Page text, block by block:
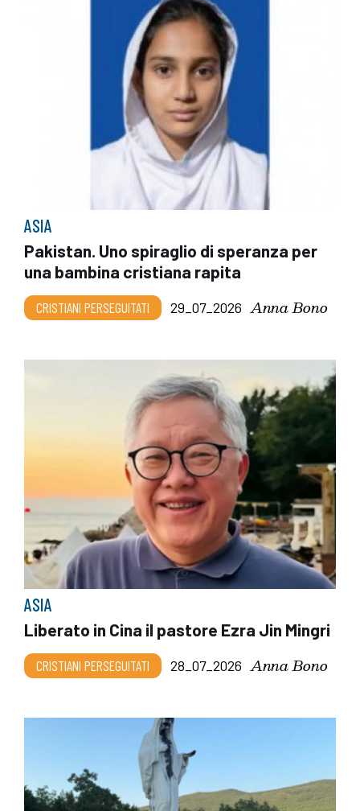
ASIA
Pakistan. Uno spiraglio di speranza per
una bambina cristiana rapita
CRISTIANI PERSEGUITATI 29_07_2026 Anna Bono
ASIA
Liberato in Cina il pastore Ezra Jin Mingri
CRISTIANI PERSEGUITATI 28_07_2026 Anna Bono